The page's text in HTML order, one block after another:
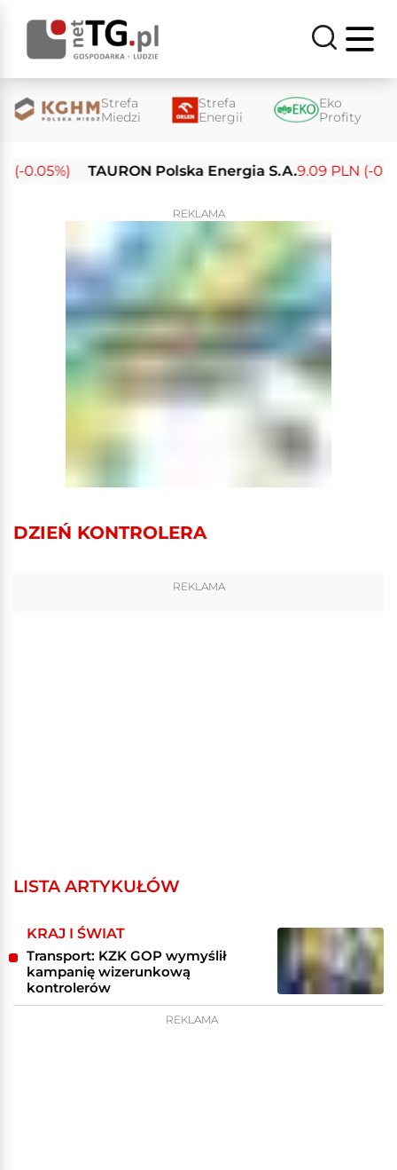
Strefa
Miedzi
Strefa
Energii
Eko
Profity
0.05%) TAURON Polska Energia S.A.9.09 PLN (-
REKLAMA
DZIEŃ KONTROLERA
REKLAMA
LISTA ARTYKUŁÓW
KRAJ I ŚWIAT
Transport: KZK GOP wymyślił
kampanię wizerunkową
kontrolerów
REKLAMA